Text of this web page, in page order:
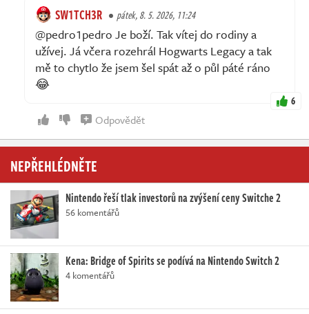
SW1TCH3R pátek, 8. 5. 2026, 11:24
@pedro1pedro Je boží. Tak vítej do rodiny a
užívej. Já včera rozehrál Hogwarts Legacy a tak
mě to chytlo že jsem šel spát až o půl páté ráno
😂
6
Odpovědět
NEPŘEHLÉDNĚTE
Nintendo řeší tlak investorů na zvýšení ceny Switche 2
56 komentářů
Kena: Bridge of Spirits se podívá na Nintendo Switch 2
4 komentářů